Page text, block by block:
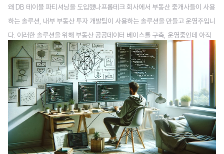
왜 DB 테이블 파티셔닝을 도입했나프롭테크 회사에서 부동산 중개사들이 사용
하는 솔루션, 내부 부동산 투자 개발팀이 사용하는 솔루션을 만들고 운영주입니
다. 이러한 솔루션을 위해 부동산 공공데이터 베이스를 구축, 운영중인데 아직
경험이 부족하여 더 나은 서비스를 제공하기 위해 DB 에 대해 공부하고 있습니
다. 고작 1+a 년동안 부동산 데이터를 다룬 제가 파악한 특성은 (1) 데이터 양
(Volume)이 많다, (2) 그렇게 양이 많은 데이터가 다양하다는 점입니다.얼핏
보면 빅데이터의 3V(Volume, Velocty, Variety) 가 생각나는 특징이죠?
하지만 엄연히 말하자면 다릅니다. 양이 많은 것은 맞지만 TB 단위로 많은 것은
또 아니고, 다양하지만 데이터의 형태(정형, 반정형, 비정형) 가 다양..